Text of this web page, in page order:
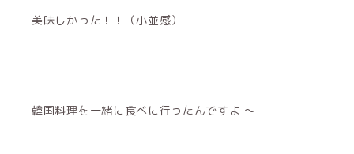
美味しかった！！（小並感）
韓国料理を一緒に食べに行ったんですよ 〜